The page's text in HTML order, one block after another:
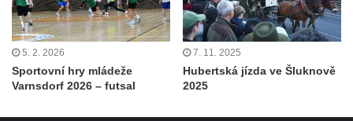
5. 2. 2026
Sportovní hry mládeže
Varnsdorf 2026 – futsal
7. 11. 2025
Hubertská jízda ve Šluknově
2025